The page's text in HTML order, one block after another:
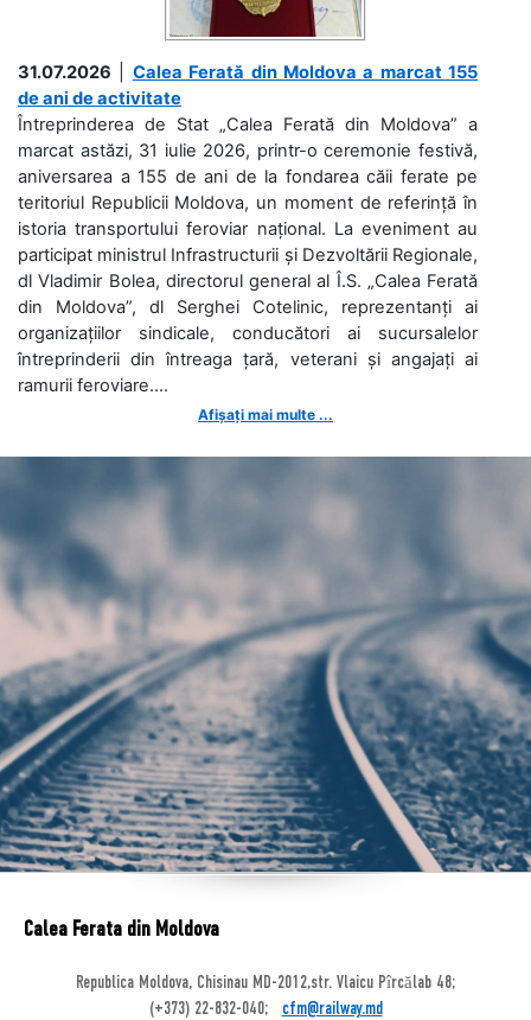
31.07.2026
Calea Ferată din Moldova a marcat 155
de ani de activitate
Întreprinderea de Stat „Calea Ferată din Moldova” a
marcat astăzi, 31 iulie 2026, printr-o ceremonie festivă,
aniversarea a 155 de ani de la fondarea căii ferate pe
teritoriul Republicii Moldova, un moment de referință în
istoria transportului feroviar național. La eveniment au
participat ministrul Infrastructurii și Dezvoltării Regionale,
dl Vladimir Bolea, directorul general al Î.S. „Calea Ferată
din Moldova”, dl Serghei Cotelinic, reprezentanți ai
organizațiilor sindicale, conducători ai sucursalelor
întreprinderii din întreaga țară, veterani și angajați ai
ramurii feroviare....
Afișați mai multe ...
Calea Ferata din Moldova
Republica Moldova, Chisinau MD-2012,str. Vlaicu Pîrcălab 48;
(+373) 22-832-040;
cfm@railway.md